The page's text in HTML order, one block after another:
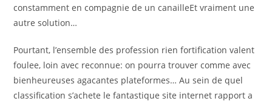
constamment en compagnie de un canailleEt vraiment une
autre solution…
Pourtant, l’ensemble des profession rien fortification valent
foulee, loin avec reconnue: on pourra trouver comme avec
bienheureuses agacantes plateformes… Au sein de quel
classification s’achete le fantastique site internet rapport a